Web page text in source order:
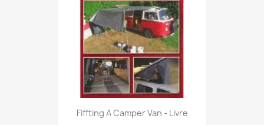
Fiffting A Camper Van - Livre